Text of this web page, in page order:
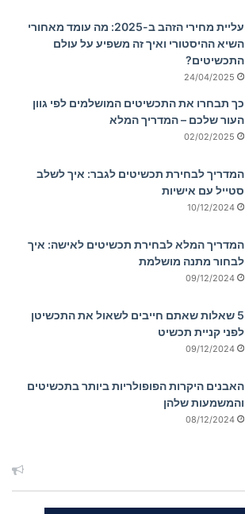
עליית מחירי הזהב ב-2025: מה עומד מאחורי
השיא ההיסטורי ואיך זה משפיע על עולם
התכשיטים?
24/04/2025
כך תבחרו את התכשיטים המושלמים לפי גוון
העור שלכם – המדריך המלא
02/02/2025
המדריך לבחירת תכשיטים לגבר: איך לשלב
סטייל עם אישיות
10/12/2024
המדריך המלא לבחירת תכשיטים לאישה: איך
לבחור מתנה מושלמת
09/12/2024
5 שאלות שאתם חייבים לשאול את התכשיטן
לפני קניית תכשיט
09/12/2024
האבנים היקרות הפופולריות ביותר בתכשיטים
והמשמעות שלהן
08/12/2024